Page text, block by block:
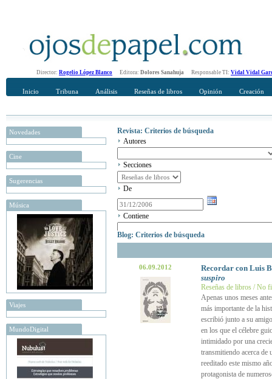
Director: Rogelio López Blanco Editora: Dolores Sanahuja Responsable TI: Vidal Vidal
Inicio Tribuna Análisis Reseñas de libros Opinión Creación
Novedades
Cine
Sugerencias
Música
Viajes
MundoDigital
Revista: Criterios de búsqueda
Autores
Secciones
De
Contiene
Blog: Criterios de búsqueda
06.09.2012
Recordar con Luis
suspiro
Reseñas de libros / No
Apenas unos meses
más importante de la
escribió junto a su
en los que el célebre
intimidado por una
transmitiendo acerca de
reeditado este mismo
protagonista de